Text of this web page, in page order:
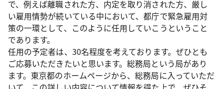
で、例えば離職された方、内定を取り消された方、厳し
い雇用情勢が続いている中において、都庁で緊急雇用対
策の一環として、このように任用していこうということ
であります。
任用の予定者は、30名程度を考えております。ぜひとも
ご応募いただきたいと思います。総務局という局があり
ます。東京都のホームページから、総務局に入っていただ